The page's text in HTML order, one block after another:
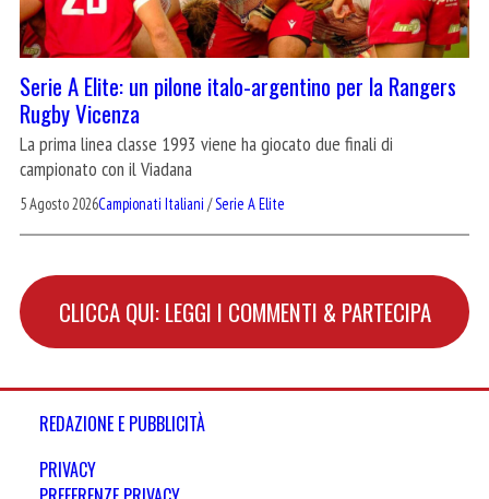
Serie A Elite: un pilone italo-argentino per la Rangers
Rugby Vicenza
La prima linea classe 1993 viene ha giocato due finali di
campionato con il Viadana
5 Agosto 2026Campionati Italiani /Serie A Elite
CLICCA QUI: LEGGI I COMMENTI & PARTECIPA
REDAZIONE E PUBBLICITÀ
PRIVACY